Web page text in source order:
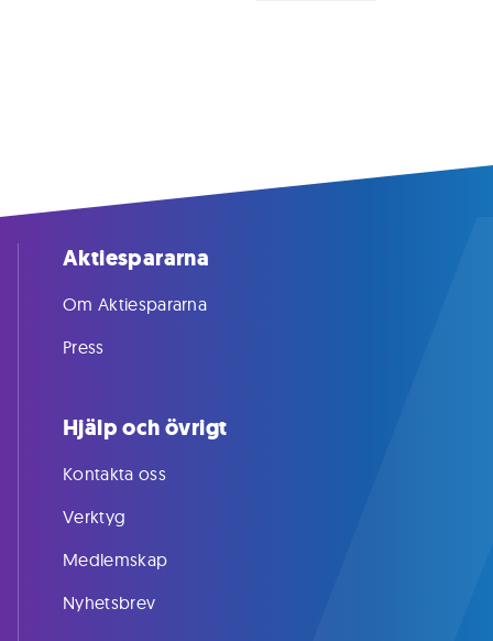
Aktiespararna
Om Aktiespararna
Press
Hjälp och övrigt
Kontakta oss
Verktyg
Medlemskap
Nyhetsbrev